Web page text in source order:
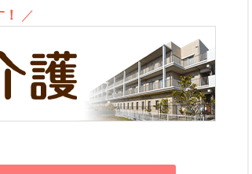
／